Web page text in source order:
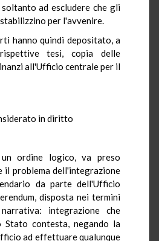
ad escludere che gli
per l'avvenire.
hanno quindi depositato, a
tesi, copia delle
all'Ufficio centrale per il
in diritto
ordine logico, va preso
il problema dell'integrazione
da parte dell'Ufficio
disposta nei termini
integrazione che
Stato contesta, negando la
ad effettuare qualunque